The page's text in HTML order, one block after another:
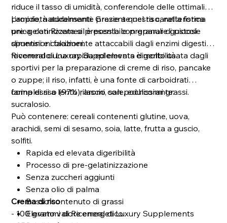
riduce il tasso di umidità, conferendole delle ottimali
proprietà addensanti. Grazie a questa caratteristica
unica, con Ricemeal è possibile preparare gustosi
spuntini e colazioni.
L’amido, naturalmente presente nel riso, nella forma
pre-gelatinizzata si presenta con granuli di piccole
dimensioni facilmente attaccabili dagli enzimi digestivi,
favorendo una rapida ed elevata digeribilità.
Ricemeal di Luxury Supplements è molto usata dagli
sportivi per la preparazione di creme di riso, pancake
o zuppe; il riso, infatti, è una fonte di carboidrati
complessi a lento rilascio con pochissimi grassi.
farina di riso (97%), aromi, sale, edulcorante:
sucralosio.
Può contenere: cereali contenenti glutine, uova,
arachidi, semi di sesamo, soia, latte, frutta a guscio,
solfiti.
Rapida ed elevata digeribilità
Processo di pre-gelatinizzazione
Senza zuccheri aggiunti
Senza olio di palma
Basso contenuto di grassi
Elevato valore energetico
Crema di riso
- 100 grammi di Ricemeal di Luxury Supplements